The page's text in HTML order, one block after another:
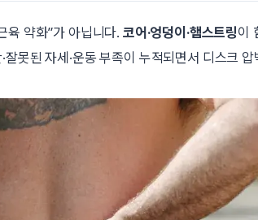
육 약화”가 아닙니다. 코어·엉덩이·햄스트링이
못된 자세·운동 부족이 누적되면서 디스크